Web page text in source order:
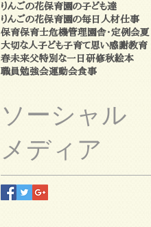
りんごの花保育園の子ども達
りんごの花保育園の毎日 人材仕事
保育保育士危機管理園舎・定例会夏
大切な人子ども子育て思い感謝教育
春未来父特別な一日研修秋絵本
職員勉強会運動会食事
ソーシャル
メディア